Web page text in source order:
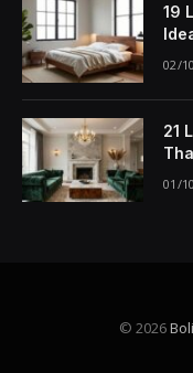
19
02/
21
01/
© 2026